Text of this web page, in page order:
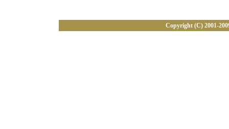
Copyright (C) 2001-